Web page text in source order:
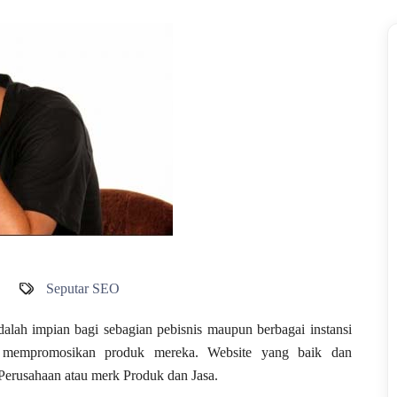
Seputar SEO
impian bagi sebagian pebisnis maupun berbagai instansi
produk mereka. Website yang baik dan
atau merk Produk dan Jasa.